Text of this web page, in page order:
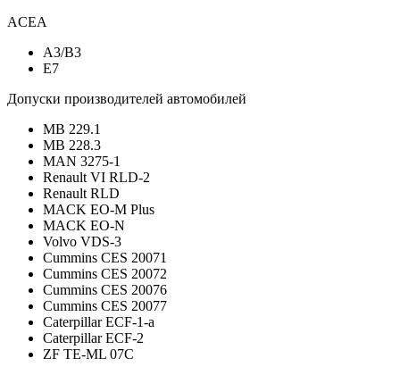
ACEA
A3/B3
E7
Допуски производителей автомобилей
MB 229.1
MB 228.3
MAN 3275-1
Renault VI RLD-2
Renault RLD
MACK EO-M Plus
MACK EO-N
Volvo VDS-3
Cummins CES 20071
Cummins CES 20072
Cummins CES 20076
Cummins CES 20077
Caterpillar ECF-1-a
Caterpillar ECF-2
ZF TE-ML 07C